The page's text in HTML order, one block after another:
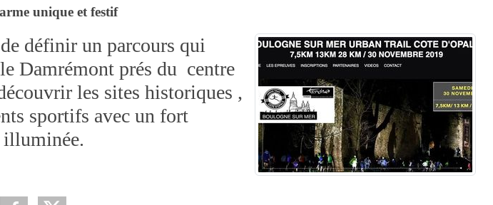
unique et festif
définir un parcours qui
Damrémont prés du centre
les sites historiques ,
sportifs avec un fort
illuminée.